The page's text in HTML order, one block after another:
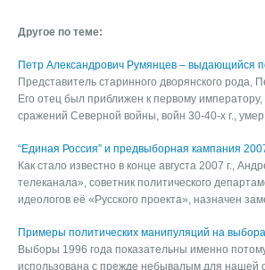
Другое по теме:
Петр Александрович Румянцев – выдающийся
Представитель старинного дворянского рода,
Его отец был приближен к первому
сражений Северной войны, войн 30-40-х г., умер
“Единая Россия” и предвыборная кампания
Как стало известно в конце августа 2007 г.,
телеканала», советник политического
идеологов её «Русского проекта», назначен
Примеры политических манипуляций на
Выборы 1996 года показательны именно
использована с прежде небывалым для нашей